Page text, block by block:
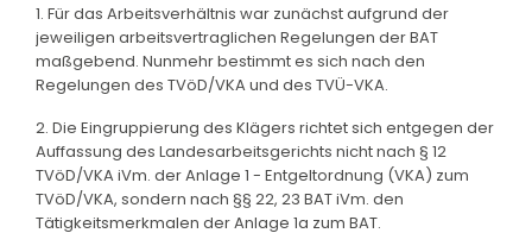
1. Für das Arbeitsverhältnis war zunächst aufgrund der
jeweiligen arbeitsvertraglichen Regelungen der BAT
maßgebend. Nunmehr bestimmt es sich nach den
Regelungen des TVöD/VKA und des TVÜ-VKA.
2. Die Eingruppierung des Klägers richtet sich entgegen der
Auffassung des Landesarbeitsgerichts nicht nach § 12
TVöD/VKA iVm. der Anlage 1 - Entgeltordnung (VKA) zum
TVöD/VKA, sondern nach §§ 22, 23 BAT iVm. den
Tätigkeitsmerkmalen der Anlage 1a zum BAT.